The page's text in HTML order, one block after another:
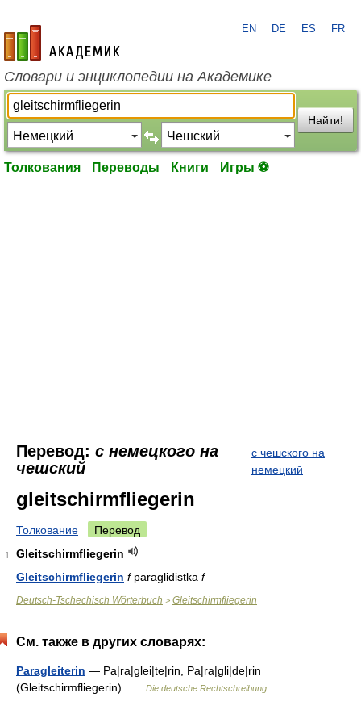
academic.ru
EN DE ES FR
Словари и энциклопедии на Академике
Найти!
Толкования Переводы Книги Игры ⚽
Перевод: с немецкого на
чешский
с чешского на
немецкий
gleitschirmfliegerin
Толкование Перевод
1
Gleitschirmfliegerin
Gleitschirmfliegerin fparaglidistka f
Deutsch-Tschechisch Wörterbuch > Gleitschirmfliegerin
См. также в других словарях:
Paragleiterin — Pa|ra|glei|te|rin, Pa|ra|gli|de|rin
(Gleitschirmfliegerin) …
Die deutsche Rechtschreibung